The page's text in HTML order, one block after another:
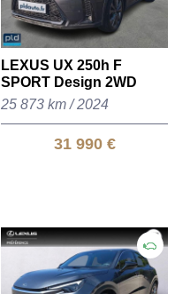
LEXUS UX 250h F
SPORT Design 2WD
25 873 km / 2024
31 990 €